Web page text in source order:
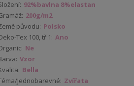
92%bavlna 8%elastan
200g/m2
původu: Polsko
Tex 100, tř.1: Ano
Ne
Vzor
Bella
Jednobarevné: Zvířata